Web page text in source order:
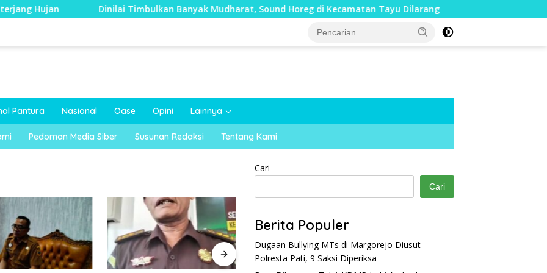
Hujan Dinilai Timbulkan Banyak Mudharat, Sound Horeg di Kecamatan Tayu Dilarang
Pantura Nasional Oase Opini Lainnya
Pedoman Media Siber Susunan Redaksi Tentang Kami
Cari
Cari
Berita Populer
Dugaan Bullying MTs di Margorejo Diusut
Polresta Pati, 9 Saksi Diperiksa